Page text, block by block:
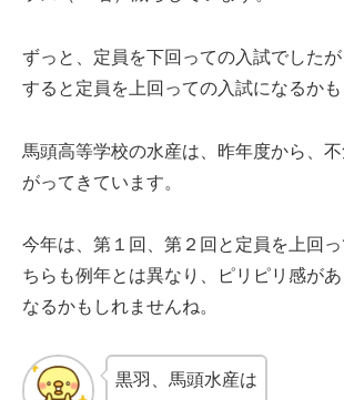
ずっと、定員を下回っての入試でした
すると定員を上回っての入試になるかも
馬頭高等学校の水産は、昨年度から、
がってきています。
今年は、第１回、第２回と定員を上回
ちらも例年とは異なり、ピリピリ感が
なるかもしれませんね。
黒羽、馬頭水産は